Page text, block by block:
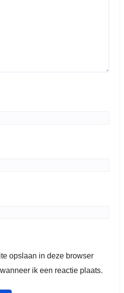
opslaan in deze browser
ik een reactie plaats.